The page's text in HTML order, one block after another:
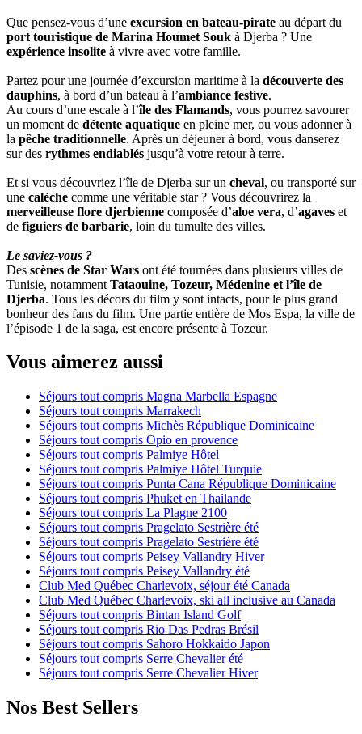
Que pensez-vous d’une excursion en bateau-pirate au départ du
port touristique de Marina Houmet Souk à Djerba ? Une
expérience insolite à vivre avec votre famille.
Partez pour une journée d’excursion maritime à la découverte des
dauphins, à bord d’un bateau à l’ambiance festive.
Au cours d’une escale à l’île des Flamands, vous pourrez savourer
un moment de détente aquatique en pleine mer, ou vous adonner à
la pêche traditionnelle. Après un déjeuner à bord, vous danserez
sur des rythmes endiablés jusqu’à votre retour à terre.
Et si vous découvriez l’île de Djerba sur un cheval, ou transporté sur
une calèche comme une véritable star ? Vous découvrirez la
merveilleuse flore djerbienne composée d’aloe vera, d’agaves et
de figuiers de barbarie, loin du tumulte des villes.
Le saviez-vous ?
Des scènes de Star Wars ont été tournées dans plusieurs villes de
Tunisie, notamment Tataouine, Tozeur, Médenine et l’île de
Djerba. Tous les décors du film y sont intacts, pour le plus grand
bonheur des fans du film. Une partie entière de Mos Espa, la ville de
l’épisode 1 de la saga, est encore présente à Tozeur.
Vous aimerez aussi
Séjours tout compris Magna Marbella Espagne
Séjours tout compris Marrakech
Séjours tout compris Michès République Dominicaine
Séjours tout compris Opio en provence
Séjours tout compris Palmiye Hôtel
Séjours tout compris Palmiye Hôtel Turquie
Séjours tout compris Punta Cana République Dominicaine
Séjours tout compris Phuket en Thailande
Séjours tout compris La Plagne 2100
Séjours tout compris Pragelato Sestrière été
Séjours tout compris Pragelato Sestrière été
Séjours tout compris Peisey Vallandry Hiver
Séjours tout compris Peisey Vallandry été
Club Med Québec Charlevoix, séjour été Canada
Club Med Québec Charlevoix, ski all inclusive au Canada
Séjours tout compris Bintan Island Golf
Séjours tout compris Rio Das Pedras Brésil
Séjours tout compris Sahoro Hokkaido Japon
Séjours tout compris Serre Chevalier été
Séjours tout compris Serre Chevalier Hiver
Nos Best Sellers